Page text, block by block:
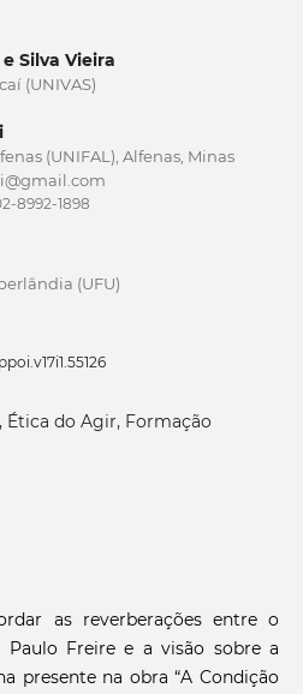
Silva Vieira
(UNIVAS)
(UNIFAL), Alfenas, Minas
8992-1898
(UFU)
Ética do Agir, Formação
as reverberações entre o
Freire e a visão sobre a
presente na obra “A Condição